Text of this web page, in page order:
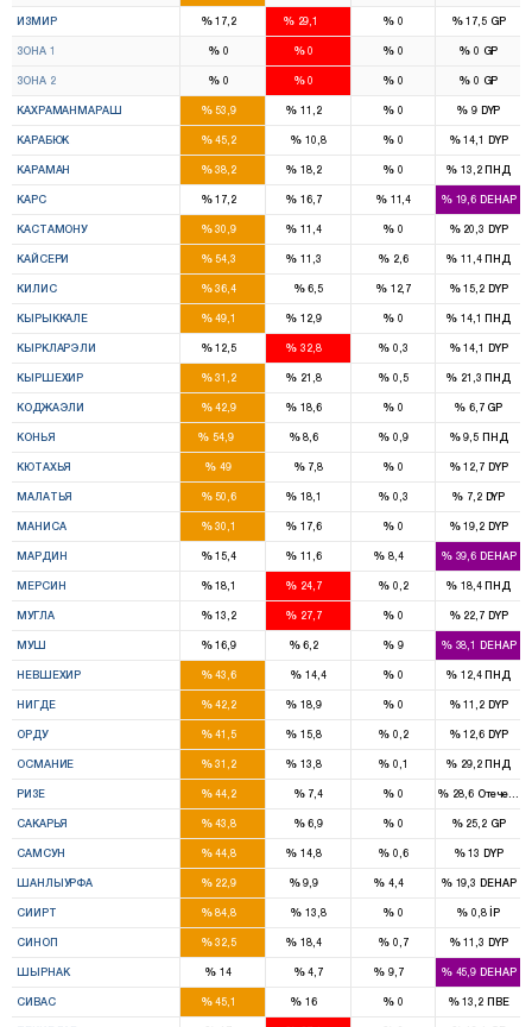
ИЗМИР %17,2 %29,1 % 0 %17,5 GP
ЗОНА 1 %0 %0 % 0 %0 GP
ЗОНА 2 %0 %0 % 0 %0 GP
КАХРАМАНМАРАШ %53,9 % 11,2 % 0 %9 DYP
КАРАБЮК %45,2 % 10,8 % 0 %14,1 DYP
КАРАМАН %38,2 % 18,2 % 0 % 13,2ПНД
КАРС %17,2 % 16,7 %11,4 %19,6DEHAP
КАСТАМОНУ %30,9 % 11,4 % 0 %20,3 DYP
КАЙСЕРИ %54,3 % 11,3 % 2,6 % 11,4ПНД
КИЛИС %36,4 %6,5 %12,7 %15,2 DYP
КЫРЫККАЛЕ %49,1 % 12,9 % 0 % 14,1ПНД
КЫРКЛАРЭЛИ %12,5 % 32,8 % 0,3 %14,1 DYP
КЫРШЕХИР %31,2 % 21,8 % 0,5 % 21,3ПНД
КОДЖАЭЛИ %42,9 % 18,6 % 0 %6,7 GP
КОНЬЯ % 54,9 %8,6 % 0,9 %9,5ПНД
КЮТАХЬЯ % 49 %7,8 % 0 %12,7 DYP
МАЛАТЬЯ %50,6 % 18,1 % 0,3 % 7,2 DYP
МАНИСА %30,1 % 17,6 % 0 %19,2 DYP
МАРДИН %15,4 % 11,6 % 8,4 %39,6DEHAP
МЕРСИН %18,1 % 24,7 % 0,2 % 18,4ПНД
МУГЛА %13,2 % 27,7 % 0 %22,7 DYP
МУШ %16,9 %6,2 % 9 %38,1DEHAP
НЕВШЕХИР %43,6 % 14,4 % 0 % 12,4ПНД
НИГДЕ %42,2 % 18,9 % 0 %11,2 DYP
ОРДУ %41,5 % 15,8 % 0,2 %12,6 DYP
ОСМАНИЕ %31,2 % 13,8 % 0,1 % 29,2ПНД
РИЗЕ %44,2 %7,4 % 0 % 28,6 Отечества
САКАРЬЯ %43,8 %6,9 % 0 %25,2 GP
САМСУН %44,8 % 14,8 % 0,6 %13DYP
ШАНЛЫУРФА %22,9 %9,9 % 4,4 %19,3DEHAP
СИИРТ %84,8 % 13,8 % 0 %0,8İP
СИНОП %32,5 % 18,4 % 0,7 %11,3 DYP
ШЫРНАК % 14 %4,7 % 9,7 %45,9DEHAP
СИВАС %45,1 % 16 % 0 %13,2 ПВЕ